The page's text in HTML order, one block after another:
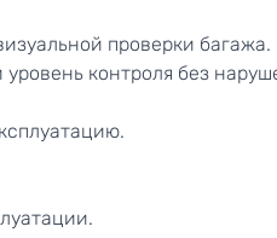
проверки багажа.
контроля без